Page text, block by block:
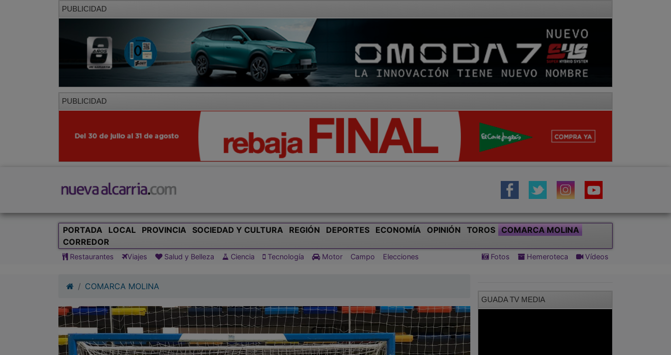
PUBLICIDAD
PUBLICIDAD
PORTADA LOCAL PROVINCIA SOCIEDAD Y CULTURA REGIÓN DEPORTES ECONOMÍA OPINIÓN TOROS COMARCA MOLINA
CORREDOR
Restaurantes Viajes Salud y Belleza Ciencia Tecnología Motor Campo Elecciones Fotos Hemeroteca Vídeos
COMARCA MOLINA
GUADA TV MEDIA